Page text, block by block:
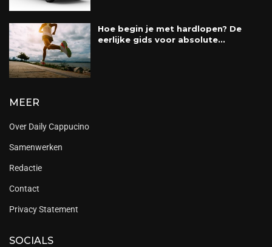
Hoe begin je met hardlopen? De
eerlijke gids voor absolute...
MEER
Over Daily Cappucino
Samenwerken
Redactie
Contact
Privacy Statement
SOCIALS